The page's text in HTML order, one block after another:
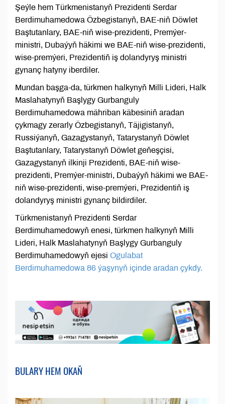
Şeýle hem Türkmenistanyň Prezidenti Serdar
Berdimuhamedowa Özbegistanyň, BAE-niň Döwlet
Baştutanlary, BAE-niň wise-prezidenti, Premýer-
ministri, Dubaýyň häkimi we BAE-niň wise-prezidenti,
wise-premýeri, Prezidentiň iş dolandyryş ministri
gynanç hatyny iberdiler.
Mundan başga-da, türkmen halkynyň Milli Lideri, Halk
Maslahatynyň Başlygy Gurbanguly
Berdimuhamedowa mähriban käbesiniň aradan
çykmagy zerarly Özbegistanyň, Täjigistanyň,
Russiýanyň, Gazagystanyň, Tatarystanyň Döwlet
Baştutanlary, Tatarystanyň Döwlet geňeşçisi,
Gazagystanyň ilkinji Prezidenti, BAE-niň wise-
prezidenti, Premýer-ministri, Dubaýyň häkimi we BAE-
niň wise-prezidenti, wise-premýeri, Prezidentiň iş
dolandyryş ministri gynanç bildirdiler.
Türkmenistanyň Prezidenti Serdar
Berdimuhamedowyň enesi, türkmen halkynyň Milli
Lideri, Halk Maslahatynyň Başlygy Gurbanguly
Berdimuhamedowyň ejesi Ogulabat
Berdimuhamedowa 86 ýaşynyň içinde aradan çykdy.
BULARY HEM OKAŇ